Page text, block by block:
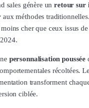
sales génère unretour sur
aux méthodes
cher que ceux issus
personnalisation poussée
récoltées.
transforment
ciblée.